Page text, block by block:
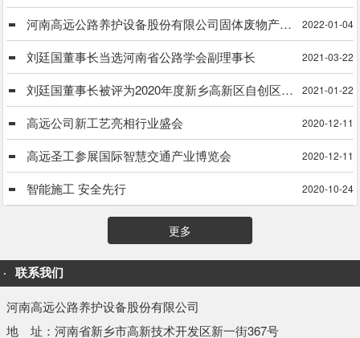
河南高远公路养护设备股份有限公司固体废物产生单位信息公式 2022-01-04
刘廷国董事长当选河南省公路学会副理事长 2021-03-22
刘廷国董事长被评为2020年度新乡高新区自创区建设工作先进个人 2021-01-22
高远公司新工艺亮相行业盛会 2020-12-11
高远圣工参展国际智慧交通产业博览会 2020-12-11
智能施工 安全先行 2020-10-24
更多
联系我们
河南高远公路养护设备股份有限公司
地 址：河南省新乡市高新技术开发区新一街367号